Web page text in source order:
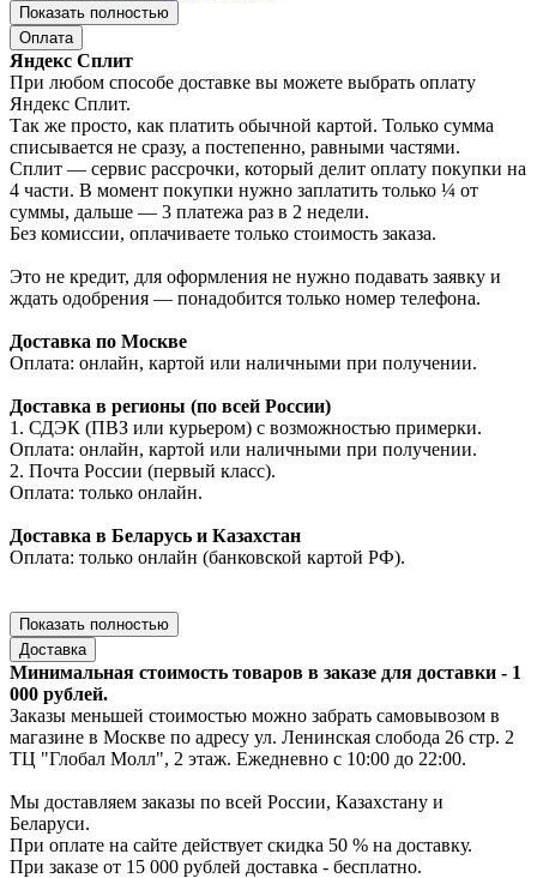
Показать полностью
Оплата
Яндекс Сплит
При любом способе доставке вы можете выбрать оплату
Яндекс Сплит.
Так же просто, как платить обычной картой. Только сумма
списывается не сразу, а постепенно, равными частями.
Сплит — сервис рассрочки, который делит оплату покупки на
4 части. В момент покупки нужно заплатить только ¼ от
суммы, дальше — 3 платежа раз в 2 недели.
Без комиссии, оплачиваете только стоимость заказа.
Это не кредит, для оформления не нужно подавать заявку и
ждать одобрения — понадобится только номер телефона.
Доставка по Москве
Оплата: онлайн, картой или наличными при получении.
Доставка в регионы (по всей России)
1. СДЭК (ПВЗ или курьером) с возможностью примерки.
Оплата: онлайн, картой или наличными при получении.
2. Почта России (первый класс).
Оплата: только онлайн.
Доставка в Беларусь и Казахстан
Оплата: только онлайн (банковской картой РФ).
Показать полностью
Доставка
Минимальная стоимость товаров в заказе для доставки - 1
000 рублей.
Заказы меньшей стоимостью можно забрать самовывозом в
магазине в Москве по адресу ул. Ленинская слобода 26 стр. 2
ТЦ "Глобал Молл", 2 этаж. Ежедневно с 10:00 до 22:00.
Мы доставляем заказы по всей России, Казахстану и
Беларуси.
При оплате на сайте действует скидка 50 % на доставку.
При заказе от 15 000 рублей доставка - бесплатно.